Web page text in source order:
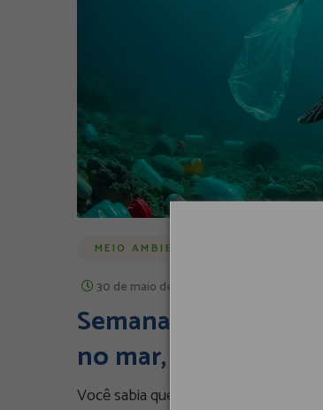
MEIO AMBIENTE
30 de maio de 2025
Semana do Meio
no mar, e no seu
Você sabia que, todos os anos, o